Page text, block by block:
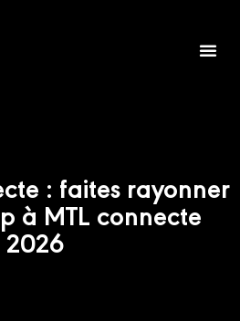
: faites rayonner
à MTL connecte
2026